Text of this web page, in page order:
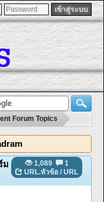
Forum Topics
1,089
1
URL.หัวข้อ / URL
ม